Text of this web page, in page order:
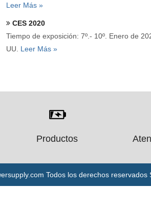
Leer Más »
CES 2020
Tiempo de exposición: 7º.- 10º. Enero de
UU. Leer Más »
Productos
Todos los derechos